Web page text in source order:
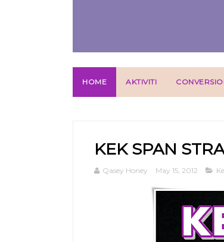
HOME AKTIVITI
KEK SPAN
Qasey Honey May 15, 2012